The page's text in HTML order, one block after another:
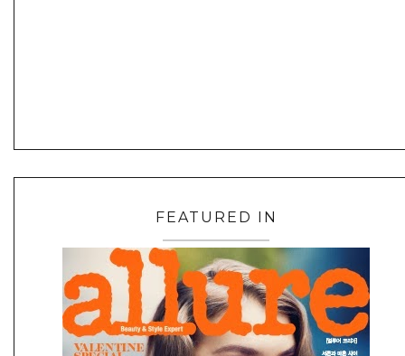
FEATURED IN